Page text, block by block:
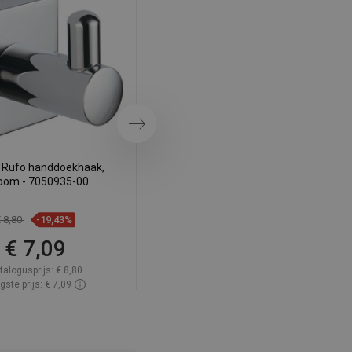
Rufo handdoekhaak,
- 7050935-00
8,80 -19,43%
€ 7,09
€ 8,80
prijs: € 7,09
Volgende
SWEDISH
PORTUGUESE
GREEK